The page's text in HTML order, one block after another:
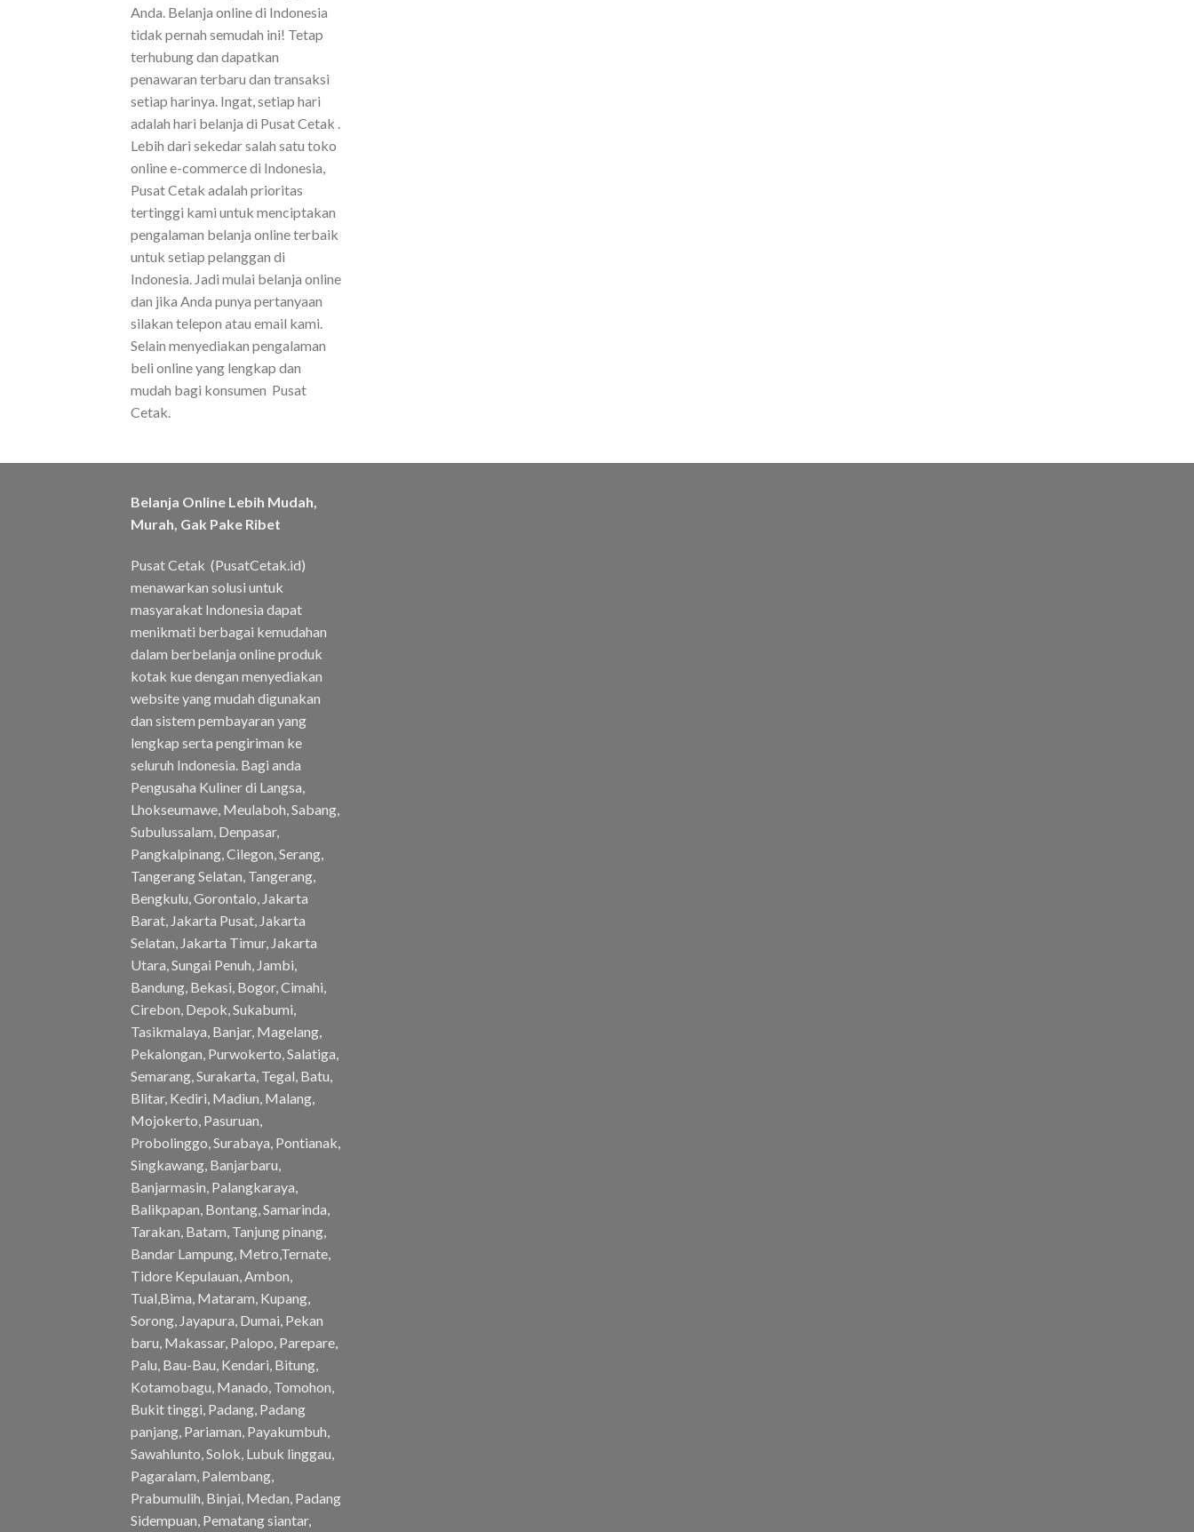
Anda. Belanja online di Indonesia
tidak pernah semudah ini! Tetap
terhubung dan dapatkan
penawaran terbaru dan transaksi
setiap harinya. Ingat, setiap hari
adalah hari belanja di Pusat Cetak .
Lebih dari sekedar salah satu toko
online e-commerce di Indonesia,
Pusat Cetak adalah prioritas
tertinggi kami untuk menciptakan
pengalaman belanja online terbaik
untuk setiap pelanggan di
Indonesia. Jadi mulai belanja online
dan jika Anda punya pertanyaan
silakan telepon atau email kami.
Selain menyediakan pengalaman
beli online yang lengkap dan
mudah bagi konsumen Pusat
Cetak.
Belanja Online Lebih Mudah,
Murah, Gak Pake Ribet
Pusat Cetak (PusatCetak.id)
menawarkan solusi untuk
masyarakat Indonesia dapat
menikmati berbagai kemudahan
dalam berbelanja online produk
kotak kue dengan menyediakan
website yang mudah digunakan
dan sistem pembayaran yang
lengkap serta pengiriman ke
seluruh Indonesia. Bagi anda
Pengusaha Kuliner di Langsa,
Lhokseumawe, Meulaboh, Sabang,
Subulussalam, Denpasar,
Pangkalpinang, Cilegon, Serang,
Tangerang Selatan, Tangerang,
Bengkulu, Gorontalo, Jakarta
Barat, Jakarta Pusat, Jakarta
Selatan, Jakarta Timur, Jakarta
Utara, Sungai Penuh, Jambi,
Bandung, Bekasi, Bogor, Cimahi,
Cirebon, Depok, Sukabumi,
Tasikmalaya, Banjar, Magelang,
Pekalongan, Purwokerto, Salatiga,
Semarang, Surakarta, Tegal, Batu,
Blitar, Kediri, Madiun, Malang,
Mojokerto, Pasuruan,
Probolinggo, Surabaya, Pontianak,
Singkawang, Banjarbaru,
Banjarmasin, Palangkaraya,
Balikpapan, Bontang, Samarinda,
Tarakan, Batam, Tanjung pinang,
Bandar Lampung, Metro,Ternate,
Tidore Kepulauan, Ambon,
Tual,Bima, Mataram, Kupang,
Sorong, Jayapura, Dumai, Pekan
baru, Makassar, Palopo, Parepare,
Palu, Bau-Bau, Kendari, Bitung,
Kotamobagu, Manado, Tomohon,
Bukit tinggi, Padang, Padang
panjang, Pariaman, Payakumbuh,
Sawahlunto, Solok, Lubuk linggau,
Pagaralam, Palembang,
Prabumulih, Binjai, Medan, Padang
Sidempuan, Pematang siantar,